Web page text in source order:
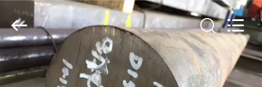
ΣΠΊΤΙ
Ltd.
All
Rights
Reserved.